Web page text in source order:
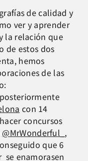
de calidad y
ver y aprender
la relación que
de estos dos
hemos
de las
con 14
concursos
@MrWonderful_ ,
que 6
enamorasen